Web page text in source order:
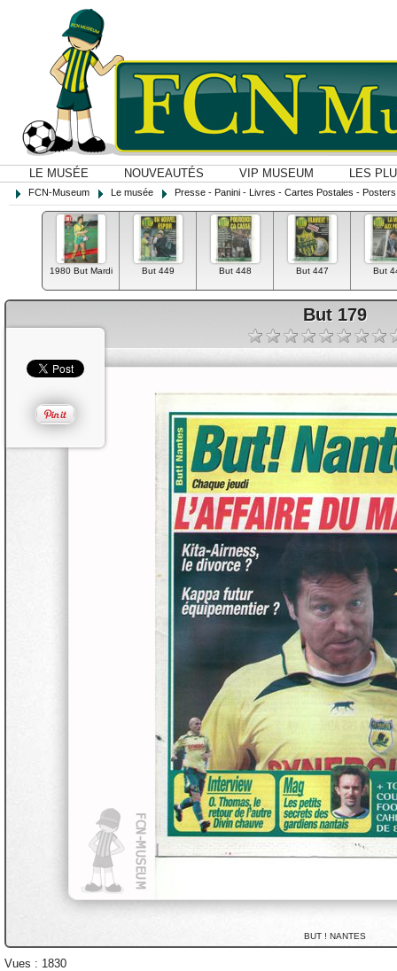
LE MUSÉE NOUVEAUTÉS VIP MUSEUM LES
FCN-Museum Le musée Presse - Panini - Livres - Cartes Postales -
1980 But Mardi But 449 But 448 But 447 But
But 179
BUT ! NANTES
Vues : 1830